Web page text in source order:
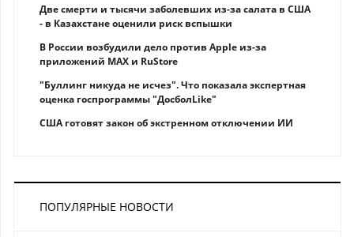
Две смерти и тысячи заболевших из-за салата в США
- в Казахстане оценили риск вспышки
В России возбудили дело против Apple из-за
приложений MAX и RuStore
"Буллинг никуда не исчез". Что показала экспертная
оценка госпрограммы "ДосболLike"
США готовят закон об экстренном отключении ИИ
ПОПУЛЯРНЫЕ НОВОСТИ